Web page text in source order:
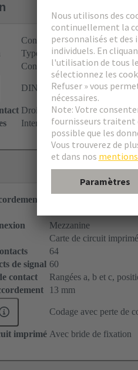
Connecteurs
Type M
Connecteur femelle
DIN 41612
Droit
Intensité nominale des
Mezzanine
Carte de circuit
64
de signal 60
contact
Rangées a, b et c,
13 mm
Codage avec perte de
imprimé Avec bride de fixation